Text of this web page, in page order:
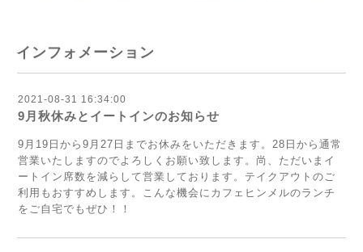
インフォメーション
2021-08-31 16:34:00
9月秋休みとイートインのお知らせ
9月19日から9月27日までお休みをいただきます。28日から通常
営業いたしますのでよろしくお願い致します。尚、ただいまイ
ートイン席数を減らして営業しております。テイクアウトのご
利用もおすすめします。こんな機会にカフェヒンメルのランチ
をご自宅でもぜひ！！